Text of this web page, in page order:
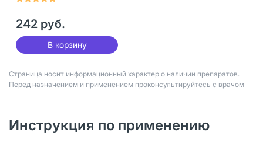
242 руб.
В корзину
Страница носит информационный характер о наличии препаратов.
Перед назначением и применением проконсультируйтесь с врачом
Инструкция по применению